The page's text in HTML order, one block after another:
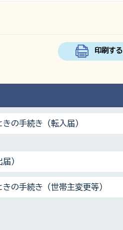
印刷する
の手続き（転入届）
）
の手続き（世帯主変更等）